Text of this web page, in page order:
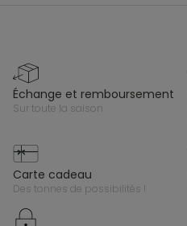
échange et remboursement
sur toute la saison
carte cadeau
des tonnes de possibilités !